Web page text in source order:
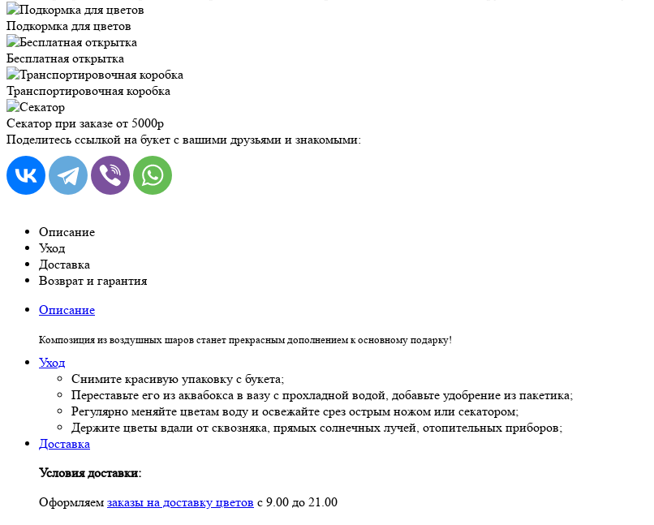
Подкормка для цветов
Бесплатная открытка
Транспортировочная коробка
Секатор при заказе от 5000р
Поделитесь ссылкой на букет с вашими друзьями и знакомыми:
Описание
Уход
Доставка
Возврат и гарантия
Описание
Композиция из воздушных шаров станет прекрасным дополнением к основному подарку!
Уход
Снимите красивую упаковку с букета;
Переставьте его из аквабокса в вазу с прохладной водой, добавьте удобрение из пакетика;
Регулярно меняйте цветам воду и освежайте срез острым ножом или секатором;
Держите цветы вдали от сквозняка, прямых солнечных лучей, отопительных приборов;
Доставка
Условия доставки:
Оформляем заказы на доставку цветов с 9.00 до 21.00